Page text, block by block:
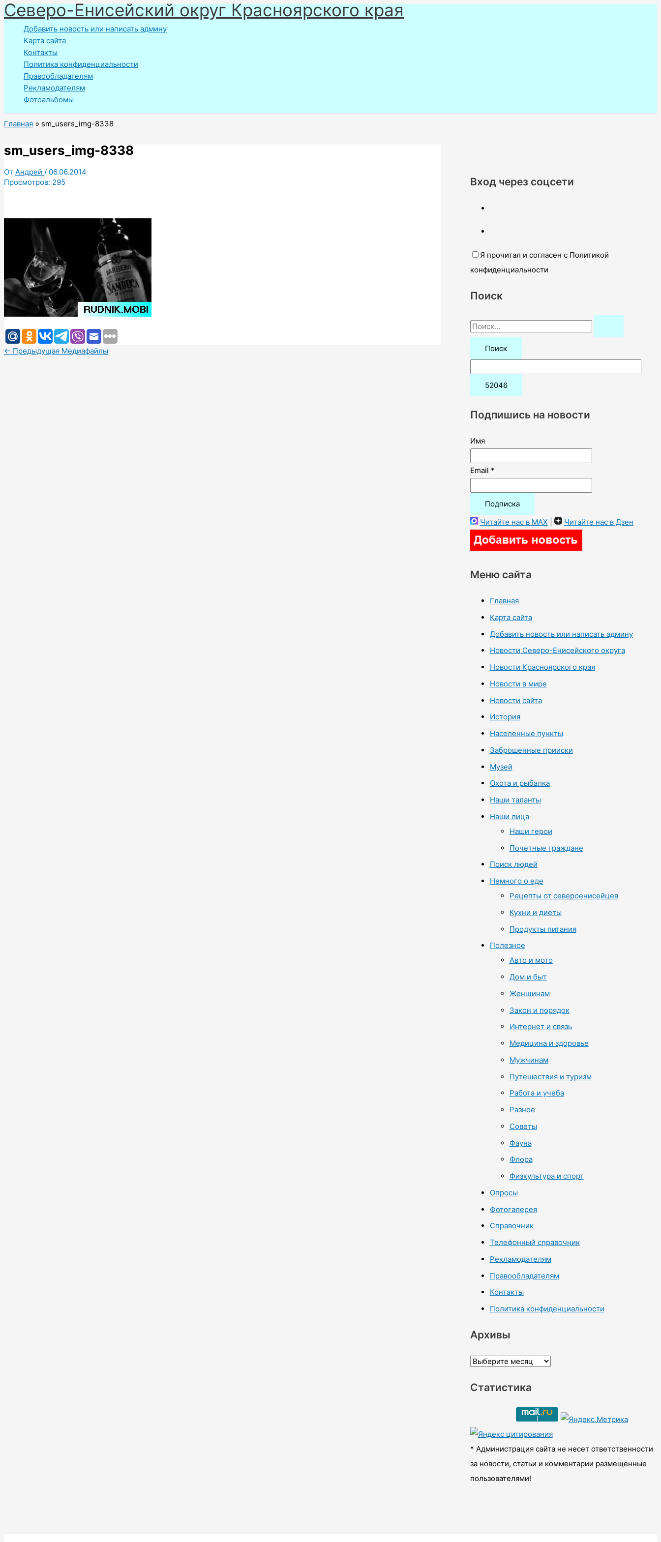
Перейти
к
содержимому
Северо-Енисейский округ Красноярского края
Добавить новость или написать админу
Карта сайта
Контакты
Политика конфиденциальности
Правообладателям
Рекламодателям
Фотоальбомы
Главная sm_users_img-8338
sm_users_img-8338
От Андрей / 06.06.2014
Просмотров: 295
← Предыдущая Медиафайлы
Вход через соцсети
Я прочитал и согласен с Политикой
конфиденциальности
Поиск
П
о
:
Подпишись на новости
Имя
Email *
Читайте нас в MAX Читайте нас в Дзен
Меню сайта
Главная
Карта сайта
Добавить новость или написать админу
Новости Северо-Енисейского округа
Новости Красноярского края
Новости в мире
Новости сайта
История
Населенные пункты
Заброшенные прииски
Музей
Охота и рыбалка
Наши таланты
Наши лица
Наши герои
Почетные граждане
Поиск людей
Немного о еде
Рецепты от североенисейцев
Кухни и диеты
Продукты питания
Полезное
Авто и мото
Дом и быт
Женщинам
Закон и порядок
Интернет и связь
Медицина и здоровье
Мужчинам
Путешествия и туризм
Работа и учеба
Разное
Советы
Фауна
Флора
Физкультура и спорт
Опросы
Фотогалерея
Справочник
Телефонный справочник
Рекламодателям
Правообладателям
Контакты
Политика конфиденциальности
Архивы
А
х
ы
Статистика
* Администрация сайта не несет ответственности
за новости, статьи и комментарии размещенные
пользователями!